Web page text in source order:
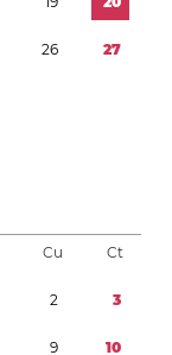
26 27
Cu Ct
2 3
9 10